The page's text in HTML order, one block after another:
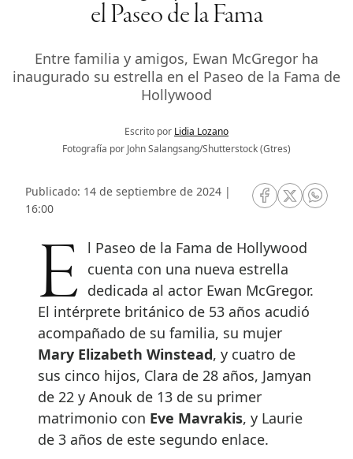
el Paseo de la Fama
Entre familia y amigos, Ewan McGregor ha
inaugurado su estrella en el Paseo de la Fama de
Hollywood
Escrito por Lidia Lozano
Fotografía por John Salangsang/Shutterstock (Gtres)
Publicado: 14 de septiembre de 2024 |
16:00
RRSS Facebook
RRSSRRSS
El Paseo de la Fama de Hollywood cuenta con una nueva estrella
dedicada al actor Ewan McGregor.
El intérprete británico de 53 años acudió
acompañado de su familia, su mujer
Mary Elizabeth Winstead, y cuatro de
sus cinco hijos, Clara de 28 años, Jamyan
de 22 y Anouk de 13 de su primer
matrimonio con Eve Mavrakis, y Laurie
de 3 años de este segundo enlace.